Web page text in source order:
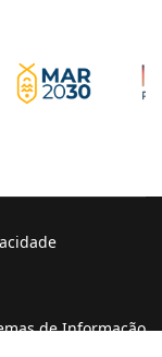
de Informação